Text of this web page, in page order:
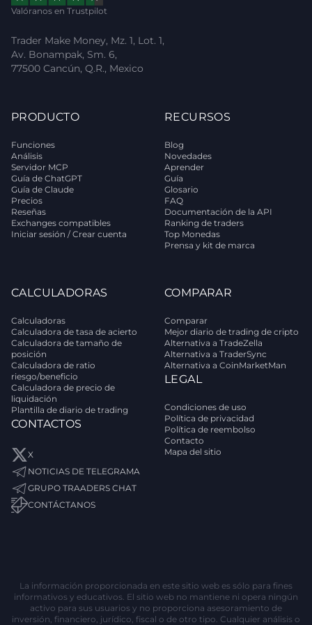
Valóranos en Trustpilot
Trader Make Money, Mz. 1, Lot. 1,
Av. Bonampak, Sm. 6,
77500 Cancún, Q.R., Mexico
PRODUCTO
Funciones
Análisis
Servidor MCP
Guía de ChatGPT
Guía de Claude
Precios
Reseñas
Exchanges compatibles
Iniciar sesión / Crear cuenta
RECURSOS
Blog
Novedades
Aprender
Guía
Glosario
FAQ
Documentación de la API
Ranking de traders
Top Monedas
Prensa y kit de marca
CALCULADORAS
Calculadoras
Calculadora de tasa de acierto
Calculadora de tamaño de
posición
Calculadora de ratio
riesgo/beneficio
Calculadora de precio de
liquidación
Plantilla de diario de trading
CONTACTOS
X
NOTICIAS DE TELEGRAMA
GRUPO TRAADERS CHAT
CONTÁCTANOS
COMPARAR
Comparar
Mejor diario de trading de cripto
Alternativa a TradeZella
Alternativa a TraderSync
Alternativa a CoinMarketMan
LEGAL
Condiciones de uso
Política de privacidad
Política de reembolso
Contacto
Mapa del sitio
La información proporcionada en este sitio web es sólo para fines
informativos y educativos. El sitio web no mantiene ni opera ningún
activo para sus usuarios y no proporciona asesoramiento de
inversión, financiero, jurídico, fiscal o de otro tipo. Cualquier análisis o